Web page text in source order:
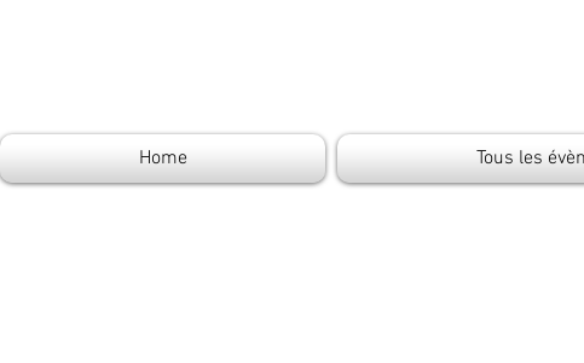
Home Tous les